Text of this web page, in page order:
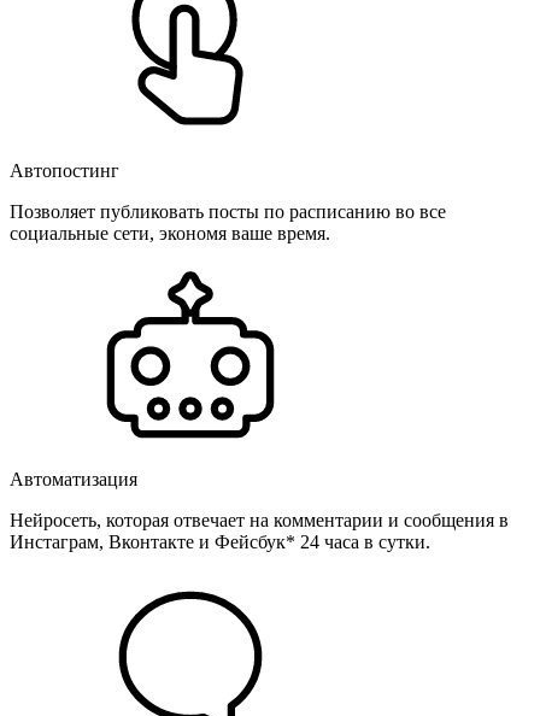
Автопостинг
Позволяет публиковать посты по расписанию во все
социальные сети, экономя ваше время.
Автоматизация
Нейросеть, которая отвечает на комментарии и сообщения в
Инстаграм, Вконтакте и Фейсбук* 24 часа в сутки.